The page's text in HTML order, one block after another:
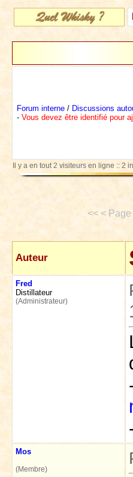
Forum interne / Discussions
- Vous devez être identifié pour
Il y a en tout 2 visiteurs en ligne :: 2
<< <
Auteur
Fred
Distillateur
(Administrateur)
Mos
(Membre)